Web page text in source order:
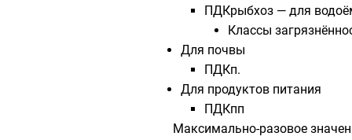
ПДКрыбхоз — для
Классы
Для почвы
ПДКп.
Для продуктов питания
ПДКпп
Максимально-разовое